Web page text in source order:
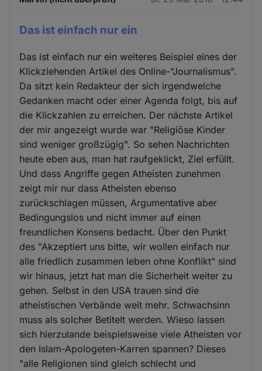
Das ist einfach nur ein
Das ist einfach nur ein weiteres Beispiel eines der
Klickziehenden Artikel des Online-"Journalismus".
Da sitzt kein Redakteur der sich irgendwelche
Gedanken macht oder einer Agenda folgt, bis auf
die Klickzahlen zu erreichen. Der nächste Artikel
der mir angezeigt wurde war "Religiöse Kinder
sind weniger großzügig". So sehen Nachrichten
heute eben aus, man hat raufgeklickt, Ziel erfüllt.
Und dass Angriffe gegen Atheisten zunehmen
zeigt mir nur dass Atheisten ebenso
zurückschlagen müssen, Argumentative aber
Bedingungslos und nicht immer auf einen
freundlichen Konsens bedacht. Über den Punkt
des "Akzeptiert uns bitte, wir wollen einfach nur
alle friedlich zusammen leben ohne Konflikt" sind
wir hinaus, jetzt hat man die Sicherheit weiter zu
gehen. Selbst in den USA trauen sind die
atheistischen Verbände weit mehr. Schwachsinn
muss als solcher Betitelt werden. Wieso lassen
sich hierzulande beispielsweise viele Atheisten vor
den Islam-Apologeten-Karren spannen? Dieses
"alle Religionen sind gleich schlecht und